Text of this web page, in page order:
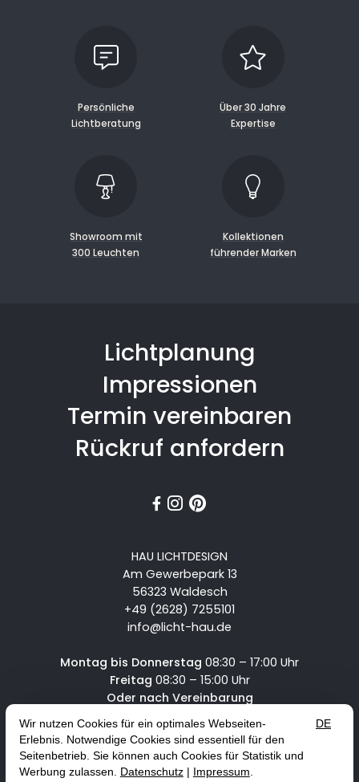
Persönliche
Lichtberatung
Über 30 Jahre
Expertise
Showroom mit
300 Leuchten
Kollektionen
führender Marken
Lichtplanung
Impressionen
Termin vereinbaren
Rückruf anfordern
  
HAU LICHTDESIGN
Am Gewerbepark 13
56323 Waldesch
+49 (2628) 7255101
info@licht-hau.de
Montag bis Donnerstag 08:30 – 17:00 Uhr
Freitag 08:30 – 15:00 Uhr
Oder nach Vereinbarung
Service News & Angebote Karriere
Vertrag widerrufenLieferbedingungen